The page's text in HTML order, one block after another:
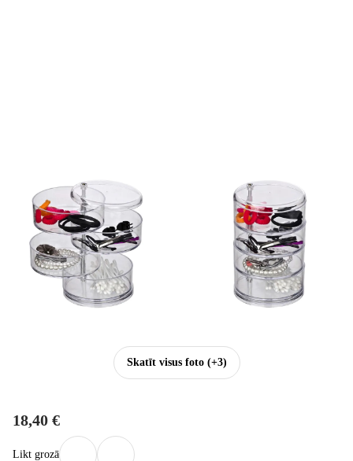
Skatīt visus foto(+3)
18,40 €
Likt grozā